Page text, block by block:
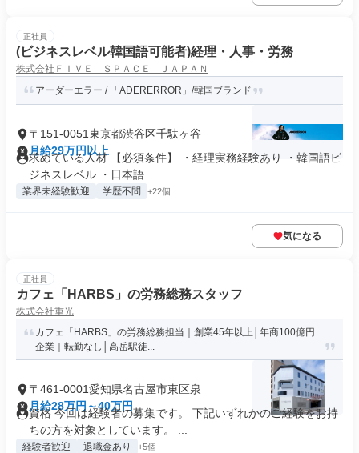
正社員
(ビジネスレベル韓国語可能者)経理・人事・労務
株式会社ＦＩＶＥ ＳＰＡＣＥ ＪＡＰＡＮ
アーダーエラー / 「ADERERROR」/韓国ブランド
〒151-0051東京都渋谷区千駄ヶ谷
月給29万円以上
求めている人材 【必須条件】 ・経理実務経験あり ・韓国語ビ
ジネスレベル ・日本語...
業界未経験歓迎 学歴不問 +22個
気になる
正社員
カフェ「HARBS」の労務総務スタッフ
株式会社重光
カフェ「HARBS」の労務総務担当｜創業45年以上│年商100億円
企業｜転勤なし│高岳駅徒...
〒461-0001愛知県名古屋市東区泉
月給28万円～40万円
資格 今回は経験者の募集です。 下記いずれかのご経験をお持
ちの方を対象としています。 ...
経験者歓迎 退職金あり +5個